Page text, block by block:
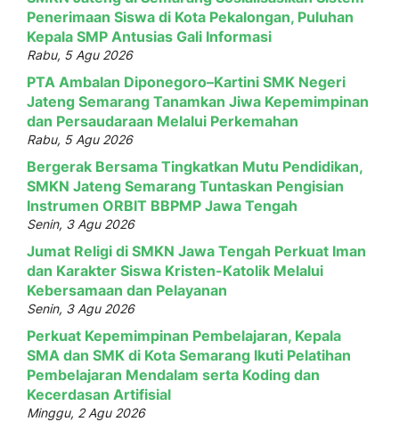
Penerimaan Siswa di Kota Pekalongan, Puluhan
Kepala SMP Antusias Gali Informasi
Rabu, 5 Agu 2026
PTA Ambalan Diponegoro–Kartini SMK Negeri
Jateng Semarang Tanamkan Jiwa Kepemimpinan
dan Persaudaraan Melalui Perkemahan
Rabu, 5 Agu 2026
Bergerak Bersama Tingkatkan Mutu Pendidikan,
SMKN Jateng Semarang Tuntaskan Pengisian
Instrumen ORBIT BBPMP Jawa Tengah
Senin, 3 Agu 2026
Jumat Religi di SMKN Jawa Tengah Perkuat Iman
dan Karakter Siswa Kristen-Katolik Melalui
Kebersamaan dan Pelayanan
Senin, 3 Agu 2026
Perkuat Kepemimpinan Pembelajaran, Kepala
SMA dan SMK di Kota Semarang Ikuti Pelatihan
Pembelajaran Mendalam serta Koding dan
Kecerdasan Artifisial
Minggu, 2 Agu 2026